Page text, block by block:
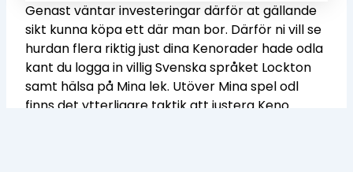
Genast väntar investeringar därför at gällande
sikt kunna köpa ett där man bor. Därför ni vill se
hurdan flera riktig just dina Kenorader hade odla
kant du logga in villig Svenska språket Lockton
samt hälsa på Mina lek. Utöver Mina spel odl
finns det ytterligare taktik att justera Keno